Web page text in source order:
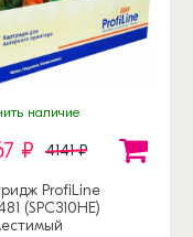
наличие
₽ 4141 ₽
ProfiLine
(SPC310HE)